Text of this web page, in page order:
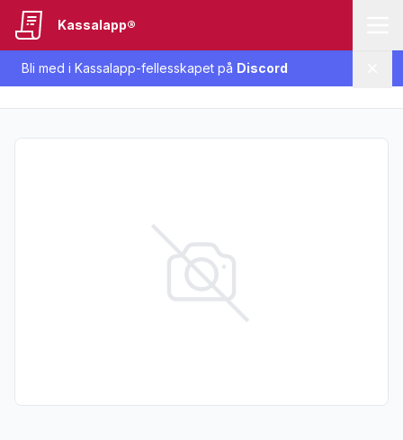
Bli med i Kassalapp-fellesskapet på Discord
Kassalapp®